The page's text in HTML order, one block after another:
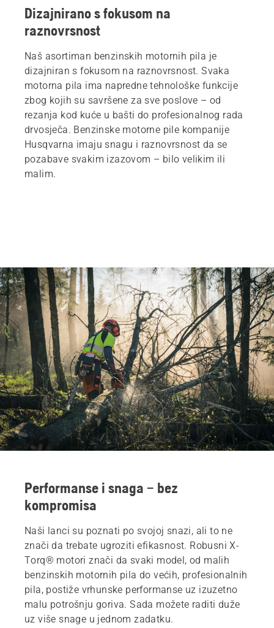
Dizajnirano s fokusom na
raznovrsnost
Naš asortiman benzinskih motornih pila je
dizajniran s fokusom na raznovrsnost. Svaka
motorna pila ima napredne tehnološke funkcije
zbog kojih su savršene za sve poslove – od
rezanja kod kuće u bašti do profesionalnog rada
drvosječa. Benzinske motorne pile kompanije
Husqvarna imaju snagu i raznovrsnost da se
pozabave svakim izazovom – bilo velikim ili
malim.
Performanse i snaga – bez
kompromisa
Naši lanci su poznati po svojoj snazi, ali to ne
znači da trebate ugroziti efikasnost. Robusni X-
Torq® motori znači da svaki model, od malih
benzinskih motornih pila do većih, profesionalnih
pila, postiže vrhunske performanse uz izuzetno
malu potrošnju goriva. Sada možete raditi duže
uz više snage u jednom zadatku.